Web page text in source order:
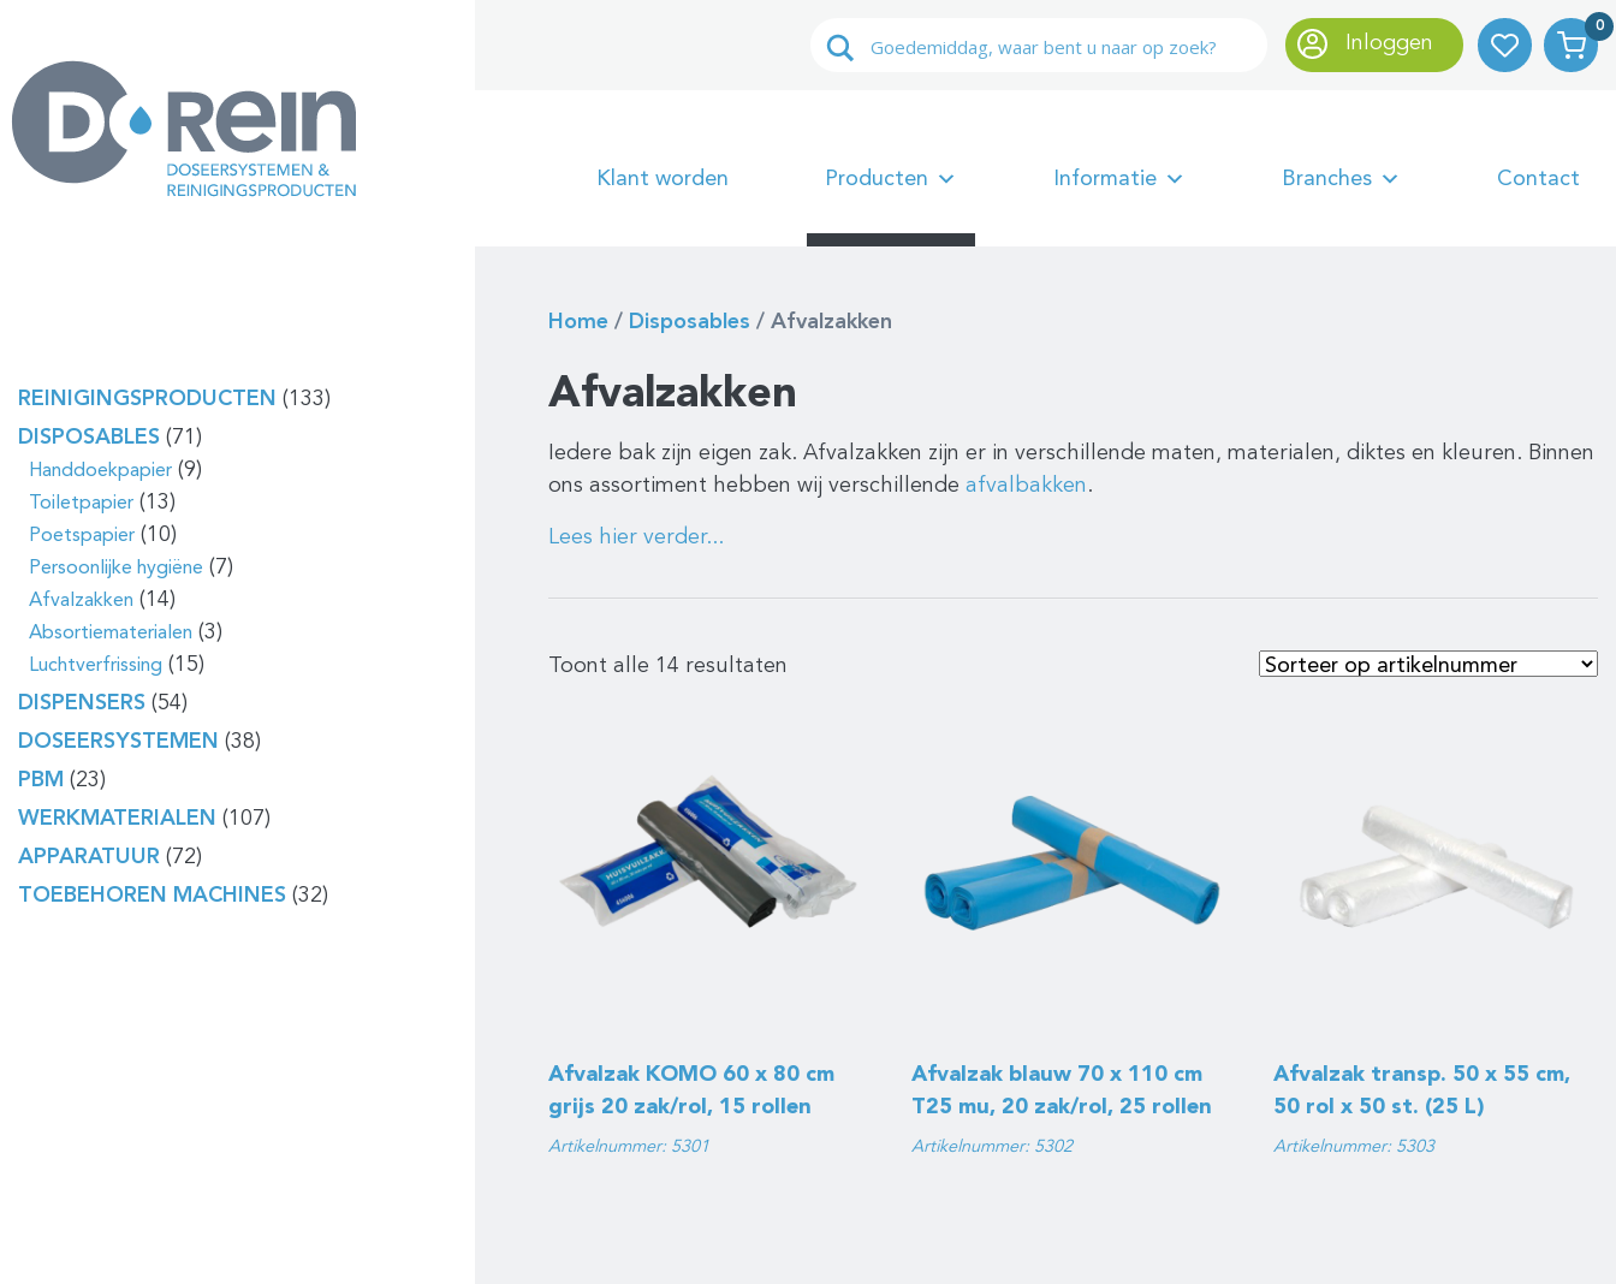
0
Inloggen
Klant worden Producten Informatie Branches Contact
REINIGINGSPRODUCTEN (133)
DISPOSABLES (71)
Handdoekpapier (9)
Toiletpapier (13)
Poetspapier (10)
Persoonlijke hygiëne (7)
Afvalzakken (14)
Absortiematerialen (3)
Luchtverfrissing (15)
DISPENSERS (54)
DOSEERSYSTEMEN (38)
PBM (23)
WERKMATERIALEN (107)
APPARATUUR (72)
TOEBEHOREN MACHINES (32)
Home / Disposables / Afvalzakken
Afvalzakken
Iedere bak zijn eigen zak. Afvalzakken zijn er in verschillende maten, materialen, diktes en kleuren. Binnen
ons assortiment hebben wij verschillende afvalbakken .
Lees hier verder...
Toont alle 14 resultaten
Afvalzak KOMO 60 x 80 cm
grijs 20 zak/rol, 15 rollen
Artikelnummer: 5301
Afvalzak blauw 70 x 110 cm
T25 mu, 20 zak/rol, 25 rollen
T25
Artikelnummer: 5302
Afvalzak transp. 50 x 55 cm,
50 rol x 50 st. (25 L)
Artikelnummer: 5303